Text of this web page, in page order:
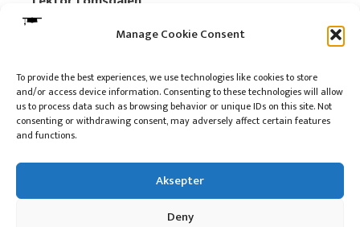
Manage Cookie Consent
To provide the best experiences, we use technologies like cookies to store
and/or access device information. Consenting to these technologies will allow
us to process data such as browsing behavior or unique IDs on this site. Not
consenting or withdrawing consent, may adversely affect certain features
and functions.
Aksepter
Deny
Organisasjonsnummer:
920 712 312 MVA
Les mer:Om selskapet
Les mer:Om reklame på podkasten
Kontakt meg